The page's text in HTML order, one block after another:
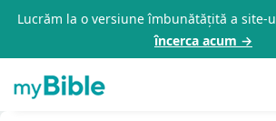
Lucrăm la o versiune îmbunătățită a site-
încerca acum →